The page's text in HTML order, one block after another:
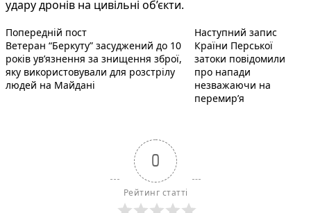
удару дронів на цивільні об’єкти.
Навігація
записів
Попередній постПопередній запис:
Ветеран “Беркуту” засуджений до 10
років ув’язнення за знищення зброї,
яку використовували для розстрілу
людей на Майдані
Наступний запис
Країни Перської
затоки повідомили
про напади
незважаючи на
перемир’я
0
Рейтинг статті